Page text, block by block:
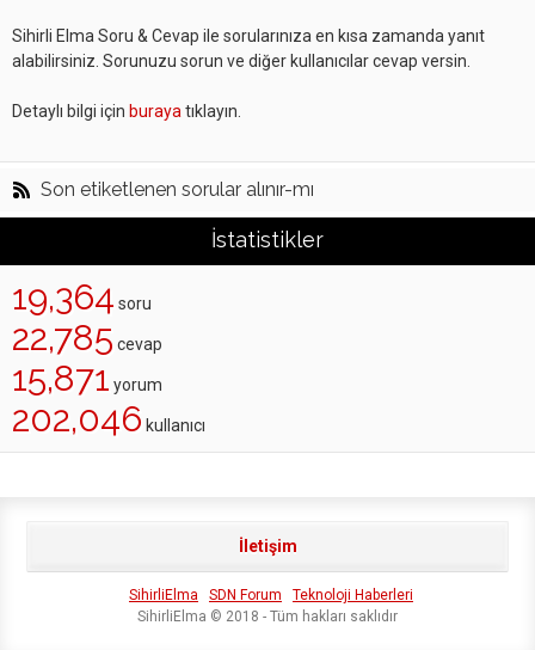
Sihirli Elma Soru & Cevap ile sorularınıza en kısa zamanda yanıt
alabilirsiniz. Sorunuzu sorun ve diğer kullanıcılar cevap versin.
Detaylı bilgi için buraya tıklayın.
Son etiketlenen sorular alınır-mı
İstatistikler
19,364 soru
22,785 cevap
15,871 yorum
202,046 kullanıcı
İletişim
SihirliElma SDN Forum
Teknoloji Haberleri
SihirliElma © 2018 - Tüm hakları saklıdır